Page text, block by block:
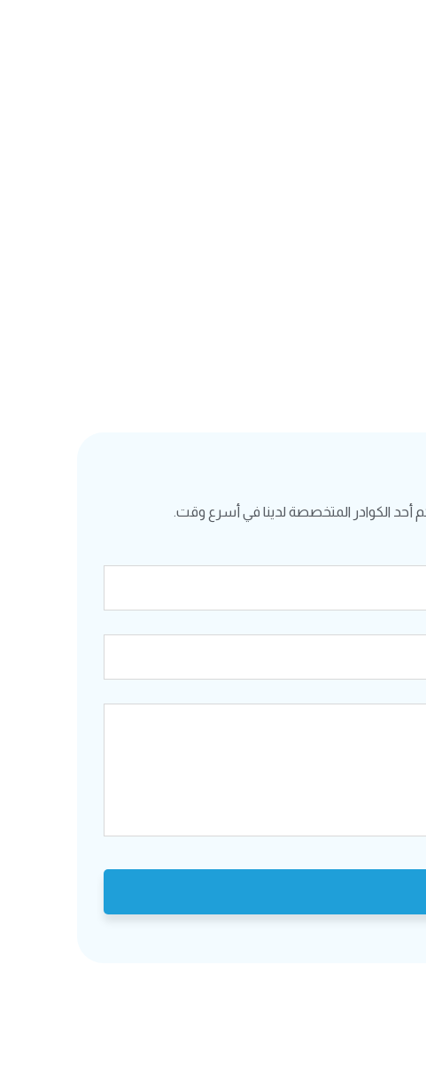
أحد الكوادر المتخصصة لدينا في أسرع وقت.